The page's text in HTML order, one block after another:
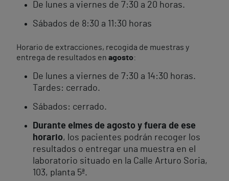
De lunes a viernes de 7:30 a 20 horas.
Sábados de 8:30 a 11:30 horas
Horario de extracciones, recogida de muestras y
entrega de resultados en agosto:
De lunes a viernes de 7:30 a 14:30 horas.
Tardes: cerrado.
Sábados: cerrado.
Durante el mes de agosto y fuera de ese
horario, los pacientes podrán recoger los
resultados o entregar una muestra en el
laboratorio situado en la Calle Arturo Soria,
103, planta 5ª.